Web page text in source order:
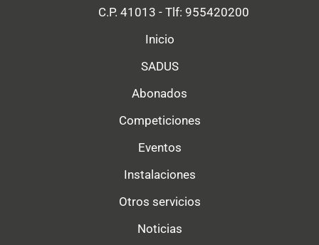
C.P. 41013 - Tlf: 955420200
Inicio
SADUS
Abonados
Competiciones
Eventos
Instalaciones
Otros servicios
Noticias